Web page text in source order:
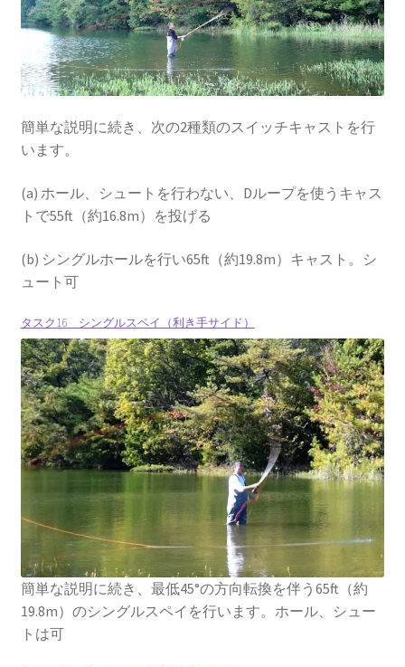
簡単な説明に続き、次の2種類のスイッチキャストを行
います。
(a) ホール、シュートを行わない、Dループを使うキャス
トで55ft（約16.8m）を投げる
(b) シングルホールを行い65ft（約19.8m）キャスト。シ
ュート可
タスク16 シングルスペイ（利き手サイド）
簡単な説明に続き、最低45°の方向転換を伴う65ft（約
19.8m）のシングルスペイを行います。ホール、シュー
トは可